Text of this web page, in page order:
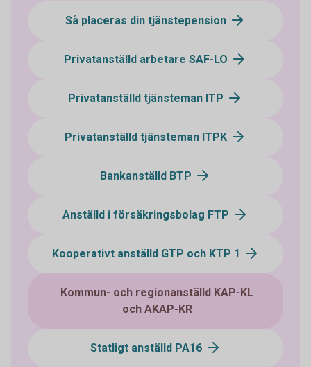
Så placeras din tjänstepension
Privatanställd arbetare SAF-LO
Privatanställd tjänsteman ITP
Privatanställd tjänsteman ITPK
Bankanställd BTP
Anställd i försäkringsbolag FTP
Kooperativt anställd GTP och KTP 1
Kommun- och regionanställd KAP-KL
och AKAP-KR
Statligt anställd PA16